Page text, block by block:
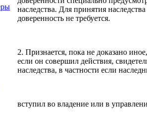
наследства. Для принятия
доверенность не требуется.
2. Признается, пока не доказано
если он совершил действия,
наследства, в частности если
вступил во владение или в